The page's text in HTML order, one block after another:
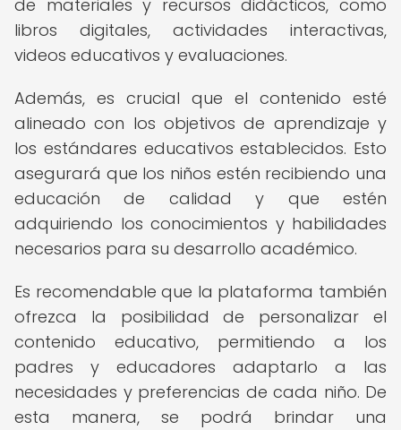
de materiales y recursos didácticos, como
libros digitales, actividades interactivas,
videos educativos y evaluaciones.
Además, es crucial que el contenido esté
alineado con los objetivos de aprendizaje y
los estándares educativos establecidos. Esto
asegurará que los niños estén recibiendo una
educación de calidad y que estén
adquiriendo los conocimientos y habilidades
necesarios para su desarrollo académico.
Es recomendable que la plataforma también
ofrezca la posibilidad de personalizar el
contenido educativo, permitiendo a los
padres y educadores adaptarlo a las
necesidades y preferencias de cada niño. De
esta manera, se podrá brindar una